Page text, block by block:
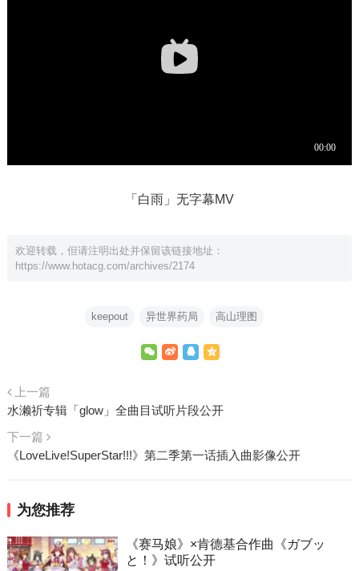
「白雨」无字幕MV
欢迎转载，但请注明出处并保留该链接地址：
https://www.hotacg.com/archives/2174
keepout 异世界药局 高山理图
上一篇
水濑祈专辑「glow」全曲目试听片段公开
下一篇
《LoveLive!SuperStar!!!》第二季第一话插入曲影像公开
为您推荐
《赛马娘》×肯德基合作曲《ガブッ
と！》试听公开